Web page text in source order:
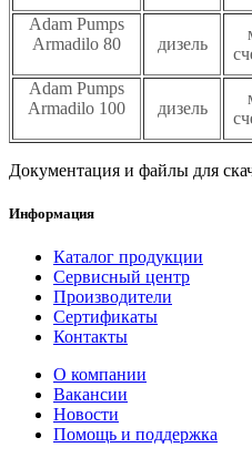
Adam Pumps
Armadilo 80
дизель
Adam Pumps
Armadilo 100
дизель
Документация и файлы для
Информация
Каталог продукции
Сервисный центр
Производители
Сертификаты
Контакты
О компании
Вакансии
Новости
Помощь и поддержка